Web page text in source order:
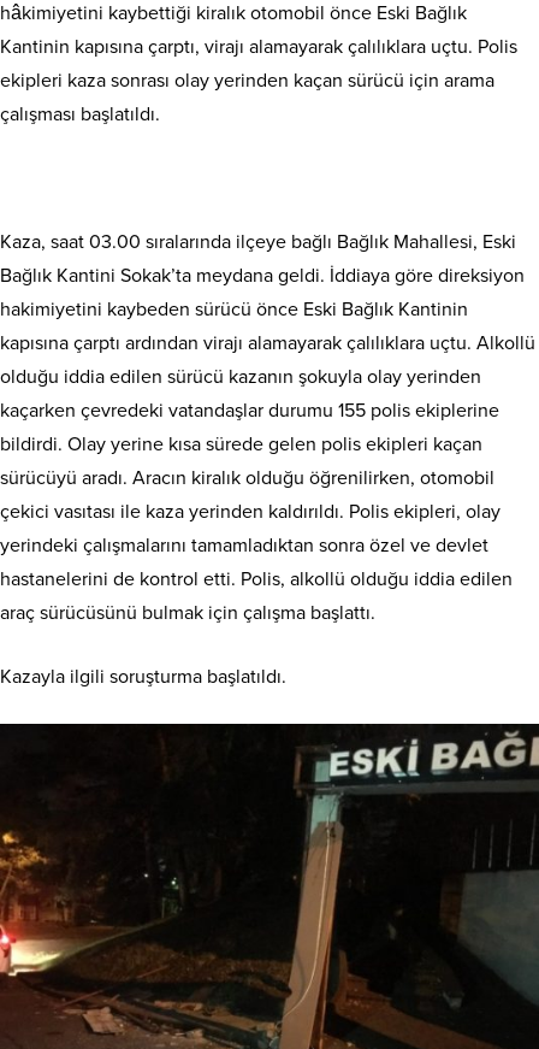
hâkimiyetini kaybettiği kiralık otomobil önce Eski Bağlık
Kantinin kapısına çarptı, virajı alamayarak çalılıklara uçtu. Polis
ekipleri kaza sonrası olay yerinden kaçan sürücü için arama
çalışması başlatıldı.
Kaza, saat 03.00 sıralarında ilçeye bağlı Bağlık Mahallesi, Eski
Bağlık Kantini Sokak’ta meydana geldi. İddiaya göre direksiyon
hakimiyetini kaybeden sürücü önce Eski Bağlık Kantinin
kapısına çarptı ardından virajı alamayarak çalılıklara uçtu. Alkollü
olduğu iddia edilen sürücü kazanın şokuyla olay yerinden
kaçarken çevredeki vatandaşlar durumu 155 polis ekiplerine
bildirdi. Olay yerine kısa sürede gelen polis ekipleri kaçan
sürücüyü aradı. Aracın kiralık olduğu öğrenilirken, otomobil
çekici vasıtası ile kaza yerinden kaldırıldı. Polis ekipleri, olay
yerindeki çalışmalarını tamamladıktan sonra özel ve devlet
hastanelerini de kontrol etti. Polis, alkollü olduğu iddia edilen
araç sürücüsünü bulmak için çalışma başlattı.
Kazayla ilgili soruşturma başlatıldı.